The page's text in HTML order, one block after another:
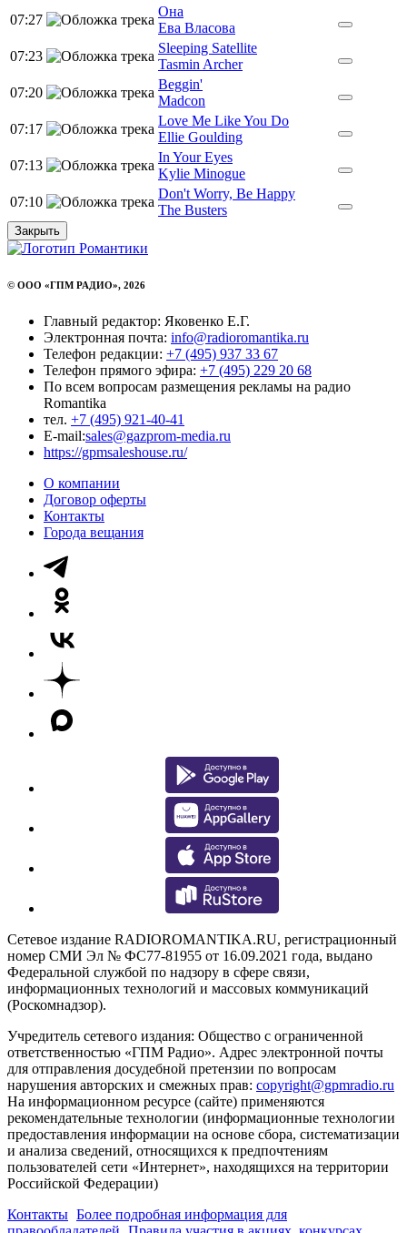
07:27
Она
Ева Власова
07:23
Sleeping Satellite
Tasmin Archer
07:20
Beggin'
Madcon
07:17
Love Me Like You Do
Ellie Goulding
07:13
In Your Eyes
Kylie Minogue
07:10
Don't Worry, Be Happy
The Busters
Закрыть
© ООО «ГПМ РАДИО», 2026
Главный редактор: Яковенко Е.Г.
Электронная почта: info@radioromantika.ru
Телефон редакции: +7 (495) 937 33 67
Телефон прямого эфира: +7 (495) 229 20 68
По всем вопросам размещения рекламы на радио
Romantika
тел. +7 (495) 921-40-41
E-mail:sales@gazprom-media.ru
https://gpmsaleshouse.ru/
О компании
Договор оферты
Контакты
Города вещания
Сетевое издание RADIOROMANTIKA.RU, регистрационный
номер СМИ Эл № ФС77-81955 от 16.09.2021 года, выдано
Федеральной службой по надзору в сфере связи,
информационных технологий и массовых коммуникаций
(Роскомнадзор).
Учредитель сетевого издания: Общество с ограниченной
ответственностью «ГПМ Радио». Адрес электронной почты
для отправления досудебной претензии по вопросам
нарушения авторских и смежных прав: copyright@gpmradio.ru
На информационном ресурсе (сайте) применяются
рекомендательные технологии (информационные технологии
предоставления информации на основе сбора, систематизации
и анализа сведений, относящихся к предпочтениям
пользователей сети «Интернет», находящихся на территории
Российской Федерации)
Контакты Более подробная информация для